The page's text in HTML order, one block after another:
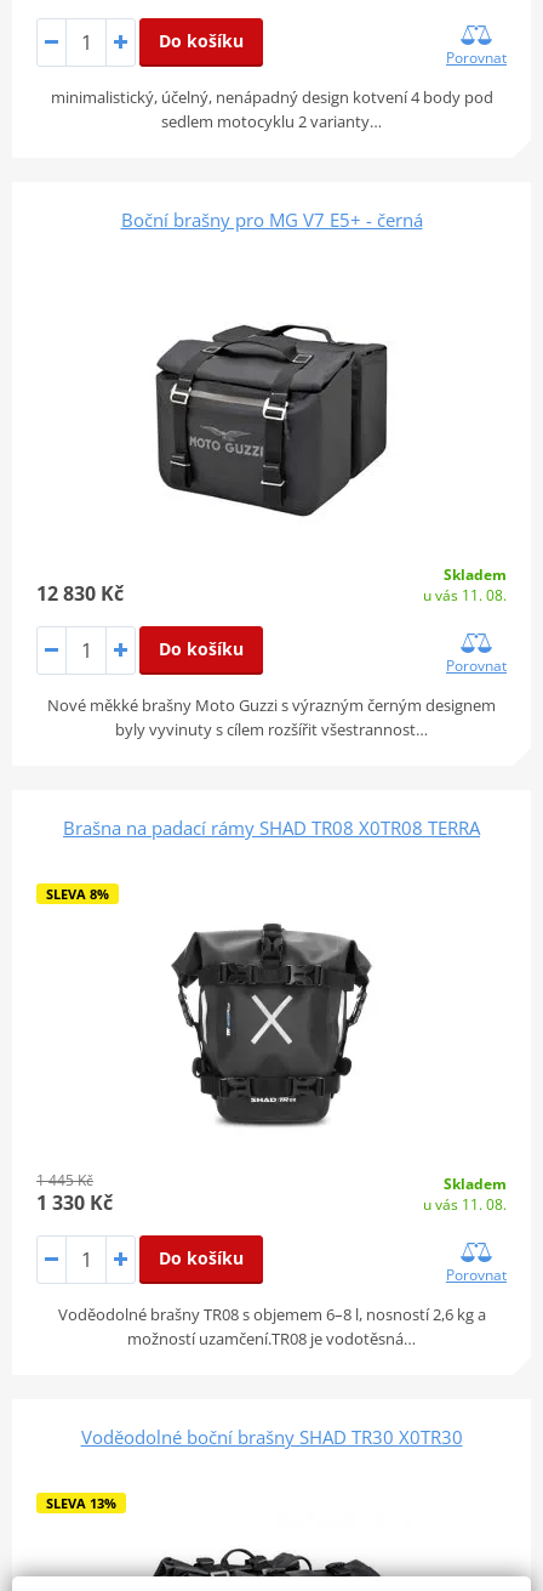
Do košíku
Porovnat
minimalistický, účelný, nenápadný design kotvení 4 body pod
sedlem motocyklu 2 varianty…
Boční brašny pro MG V7 E5+ - černá
12 830 Kč
Skladem
u vás 11. 08.
Do košíku
Porovnat
Nové měkké brašny Moto Guzzi s výrazným černým designem
byly vyvinuty s cílem rozšířit všestrannost…
Brašna na padací rámy SHAD TR08 X0TR08 TERRA
SLEVA 8%
1 445 Kč
1 330 Kč
Skladem
u vás 11. 08.
Do košíku
Porovnat
Voděodolné brašny TR08 s objemem 6–8 l, nosností 2,6 kg a
možností uzamčení.TR08 je vodotěsná…
Voděodolné boční brašny SHAD TR30 X0TR30
SLEVA 13%